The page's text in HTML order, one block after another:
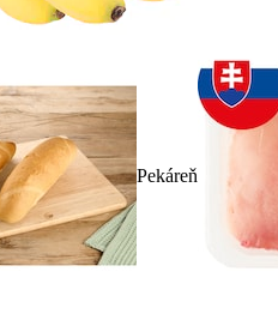
Pekáreň